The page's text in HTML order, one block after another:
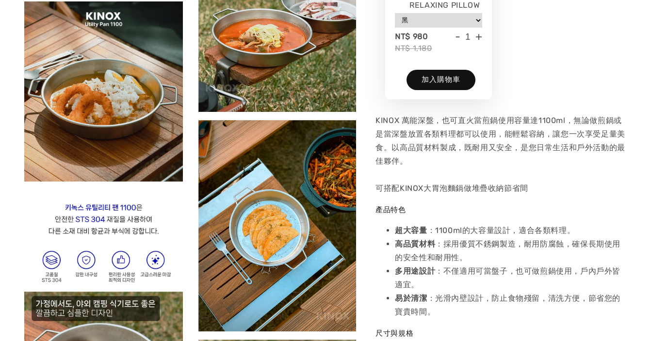
RELAXING PILLOW
NT$ 980
NT$ 1,180
- +
加入購物車
KINOX 萬能深盤，也可直火當煎鍋使用容量達1100ml，無論做煎鍋或
是當深盤放置各類料理都可以使用，能輕鬆容納，讓您一次享受足量美
食。以高品質材料製成，既耐用又安全，是您日常生活和戶外活動的最
佳夥伴。
可搭配KINOX大胃泡麵鍋做堆疊收納節省間
產品特色
超大容量 ：1100ml的大容量設計，適合各類料理。
高品質材料：採用優質不銹鋼製造，耐用防腐蝕，確保長期使用
的安全性和耐用性。
多用途設計：不僅適用可當盤子，也可做煎鍋使用，戶內戶外皆
適宜。
易於清潔 ：光滑內壁設計，防止食物殘留，清洗方便，節省您的
寶貴時間。
尺寸與規格